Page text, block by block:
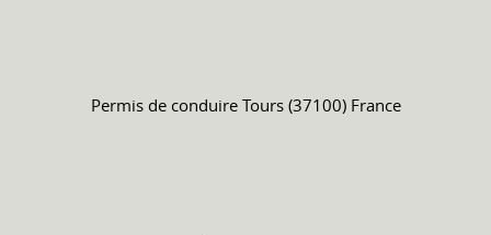
Permis de conduire Tours (37100) France